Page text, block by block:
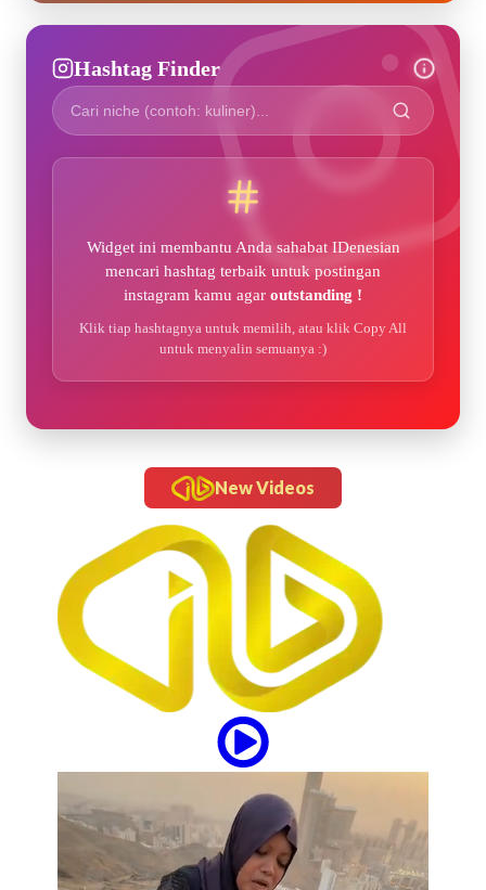
Hashtag Finder
Widget ini membantu Anda sahabat IDenesian
mencari hashtag terbaik untuk postingan
instagram kamu agar outstanding !
Klik tiap hashtagnya untuk memilih, atau klik Copy All
untuk menyalin semuanya :)
New Videos